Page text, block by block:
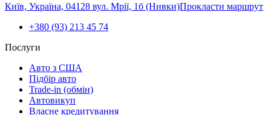
Київ, Україна, 04128 вул. Мрії, 1б (Нивки)Прокласти маршрут
+380 (93) 213 45 74
Послуги
Авто з США
Підбір авто
Trade-in (обмін)
Автовикуп
Власне кредитування